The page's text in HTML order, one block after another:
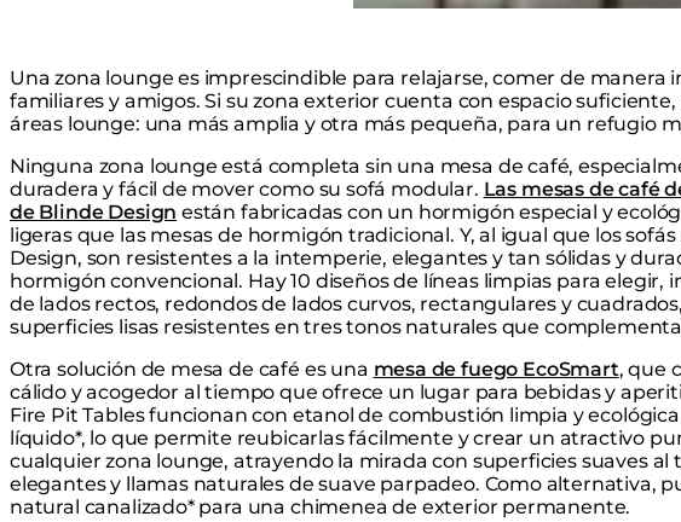
Una zona lounge es imprescindible para relajarse, comer de manera
familiares y amigos. Si su zona exterior cuenta con espacio
áreas lounge: una más amplia y otra más pequeña, para un refugio
Ninguna zona lounge está completa sin una mesa de café,
duradera y fácil de mover como su sofá modular. Las mesas de café
de Blinde Design están fabricadas con un hormigón especial y
ligeras que las mesas de hormigón tradicional. Y, al igual que los
Design, son resistentes a la intemperie, elegantes y tan sólidas y
hormigón convencional. Hay 10 diseños de líneas limpias para elegir,
de lados rectos, redondos de lados curvos, rectangulares y
superficies lisas resistentes en tres tonos naturales que
Otra solución de mesa de café es una mesa de fuego EcoSmart, que
cálido y acogedor al tiempo que ofrece un lugar para bebidas y
Fire Pit Tables funcionan con etanol de combustión limpia y
líquido*, lo que permite reubicarlas fácilmente y crear un atractivo
cualquier zona lounge, atrayendo la mirada con superficies suaves al
elegantes y llamas naturales de suave parpadeo. Como alternativa,
natural canalizado* para una chimenea de exterior permanente.